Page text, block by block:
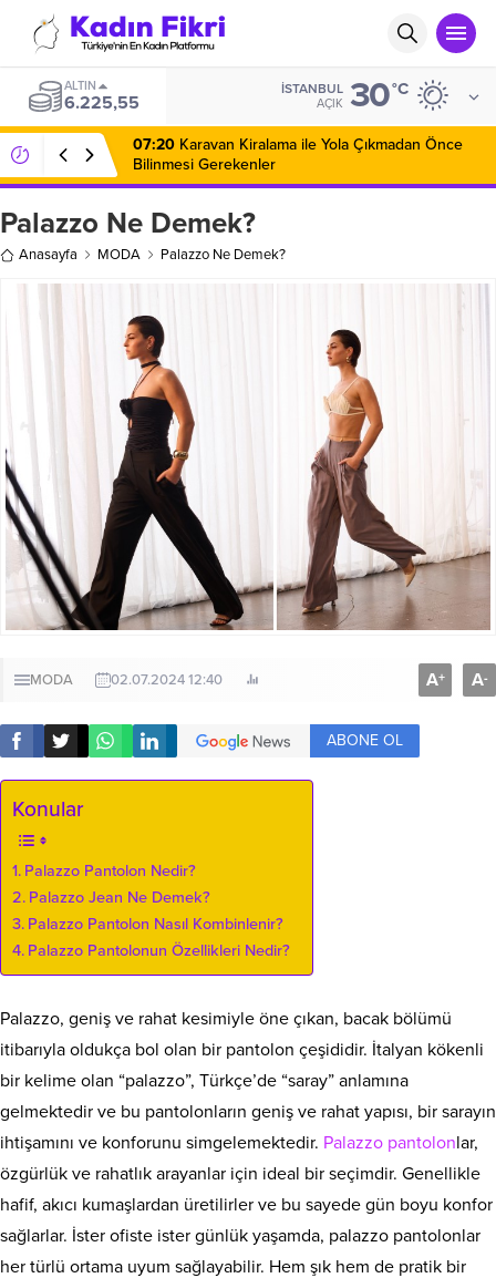
ALTIN
6.225,55
İSTANBUL
AÇIK 30°C
07:20 Karavan Kiralama ile Yola Çıkmadan Önce
Bilinmesi Gerekenler
Palazzo Ne Demek?
Anasayfa MODA Palazzo Ne Demek?
MODA 02.07.2024 12:40 A+ A-
ABONE OL
Konular
Palazzo Pantolon Nedir?
Palazzo Jean Ne Demek?
Palazzo Pantolon Nasıl Kombinlenir?
Palazzo Pantolonun Özellikleri Nedir?
Palazzo, geniş ve rahat kesimiyle öne çıkan, bacak bölümü
itibarıyla oldukça bol olan bir pantolon çeşididir. İtalyan kökenli
bir kelime olan “palazzo”, Türkçe’de “saray” anlamına
gelmektedir ve bu pantolonların geniş ve rahat yapısı, bir sarayın
ihtişamını ve konforunu simgelemektedir. Palazzo pantolonlar,
özgürlük ve rahatlık arayanlar için ideal bir seçimdir. Genellikle
hafif, akıcı kumaşlardan üretilirler ve bu sayede gün boyu konfor
sağlarlar. İster ofiste ister günlük yaşamda, palazzo pantolonlar
her türlü ortama uyum sağlayabilir. Hem şık hem de pratik bir